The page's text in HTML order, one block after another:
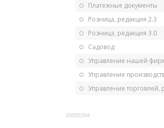
Платежные документы
Розница, редакция 2.3
Розница, редакция 3.0
Садовод
Управление нашей
Управление
Управление торговлей,
20000394